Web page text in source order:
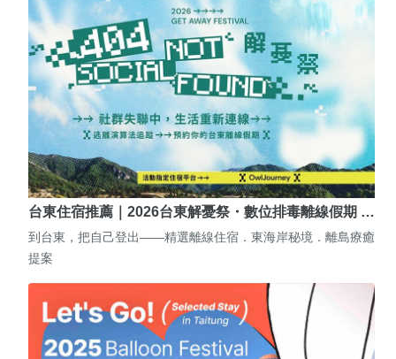
台東住宿推薦｜2026台東解憂祭・數位排毒離線假期 …
到台東，把自己登出——精選離線住宿．東海岸秘境．離島療癒
提案